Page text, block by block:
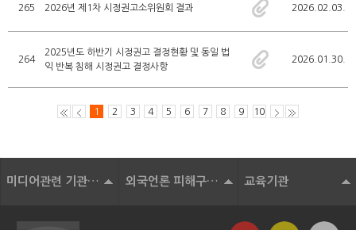
265 2026년 제1차 시정권고소위원회 결과 2026.02.03.
264
2025년도 하반기 시정권고 결정현황 및 동일 법
익 반복 침해 시정권고 결정사항
2026.01.30.
1 2 3 4 5 6 7 8 9 10
미디어관련 기관 및 단체 외국언론 피해구제기구 교육기관